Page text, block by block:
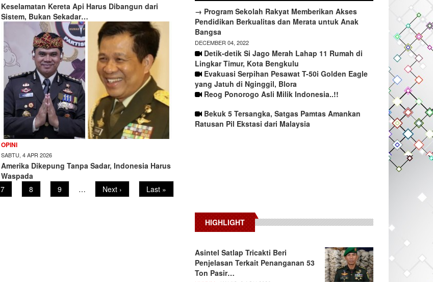
Keselamatan Kereta Api Harus Dibangun dari
Sistem, Bukan Sekadar…
OPINI
SABTU, 4 APR 2026
Amerika Dikepung Tanpa Sadar, Indonesia Harus
Waspada
Page
7 Page
8 Page
9 …
Next
page
Next ›
Last
page
Last »
→ Program Sekolah Rakyat Memberikan Akses
Pendidikan Berkualitas dan Merata untuk Anak
Bangsa
DECEMBER 04, 2022
Detik-detik Si Jago Merah Lahap 11 Rumah di
Lingkar Timur, Kota Bengkulu
Evakuasi Serpihan Pesawat T-50i Golden Eagle
yang Jatuh di Nginggil, Blora
Reog Ponorogo Asli Milik Indonesia..!!
Bekuk 5 Tersangka, Satgas Pamtas Amankan
Ratusan Pil Ekstasi dari Malaysia
HIGHLIGHT
Asintel Satlap Tricakti Beri
Penjelasan Terkait Penanganan 53
Ton Pasir…